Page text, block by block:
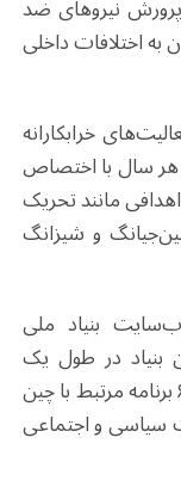
پرورش نیروهای ضد
اختلافات داخلی
خرابکارانه
هر سال با اختصاص
مانند تحریک
و شیزانگ
سال ۲۰۲۰ در در وب‌سایت بنیاد ملی
بنیاد در طول یک
سال بیش از ۱۰ میلیون دلار کمک مالی به ۶۹ برنامه مرتبط با چین
سیاسی و اجتماعی